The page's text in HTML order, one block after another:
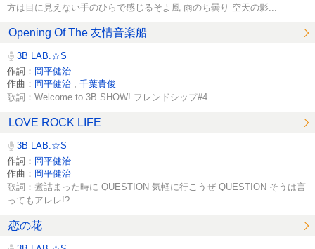
方は目に見えない手のひらで感じるそよ風 雨のち曇り 空天の影...
Opening Of The 友情音楽船
3B LAB.☆S
作詞： 岡平健治
作曲： 岡平健治 千葉貴俊
歌詞：Welcome to 3B SHOW! フレンドシップ#4...
LOVE ROCK LIFE
3B LAB.☆S
作詞： 岡平健治
作曲： 岡平健治
歌詞：煮詰まった時に QUESTION 気軽に行こうぜ QUESTION そうは言
ってもアレレ!?...
恋の花